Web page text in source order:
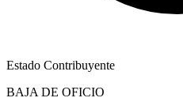
Estado Contribuyente
BAJA DE OFICIO